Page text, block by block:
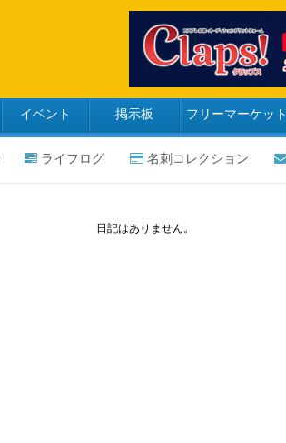
イベント 掲示板 フリーマーケット
ライフログ 名刺コレクション
日記はありません。